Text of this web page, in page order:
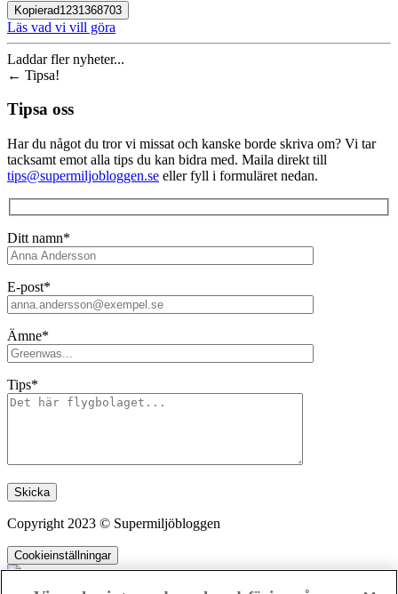
Kopierad1231368703
Läs vad vi vill göra
Laddar fler nyheter...
← Tipsa!
Tipsa oss
Har du något du tror vi missat och kanske borde skriva om? Vi tar
tacksamt emot alla tips du kan bidra med. Maila direkt till
tips@supermiljobloggen.se eller fyll i formuläret nedan.
Ditt namn*
E-post*
Ämne*
Tips*
Lämna detta fält tomt.
Copyright 2023 © Supermiljöbloggen
Cookieinställningar